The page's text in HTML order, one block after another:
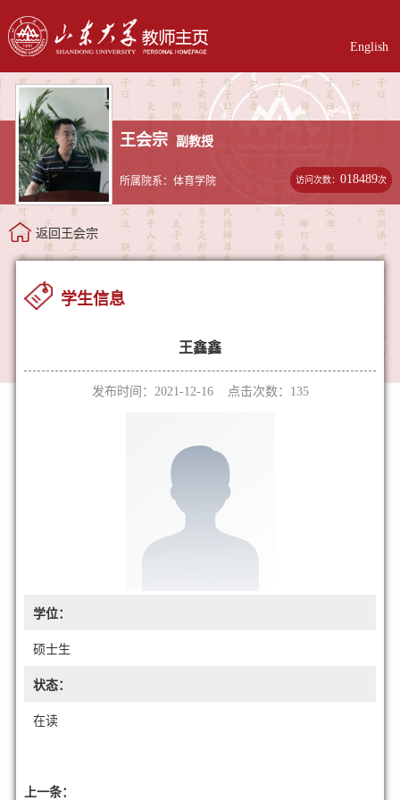
English
王会宗 副教授
所属院系：体育学院 访问次数：018489次
返回王会宗
学生信息
王鑫鑫
发布时间：2021-12-16 点击次数： 135
学位：
硕士生
状态：
在读
上一条：